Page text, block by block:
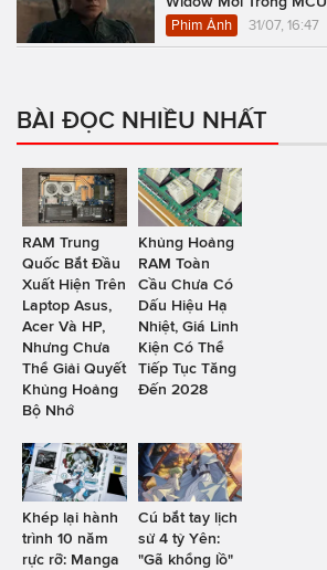
Phim Ảnh 31/07, 16:47
BÀI ĐỌC NHIỀU NHẤT
RAM Trung
Quốc Bắt Đầu
Xuất Hiện Trên
Laptop Asus,
Acer Và HP,
Nhưng Chưa
Thể Giải Quyết
Khủng Hoảng
Bộ Nhớ
Khủng Hoảng
RAM Toàn
Cầu Chưa Có
Dấu Hiệu Hạ
Nhiệt, Giá Linh
Kiện Có Thể
Tiếp Tục Tăng
Đến 2028
Khép lại hành
trình 10 năm
rực rỡ: Manga
Cú bắt tay lịch
sử 4 tỷ Yên:
"Gã khổng lồ"